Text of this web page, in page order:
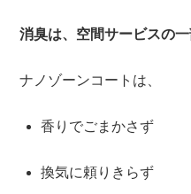
消臭は、空間サービスの
ナノゾーンコートは、
香りでごまかさず
換気に頼りきらず